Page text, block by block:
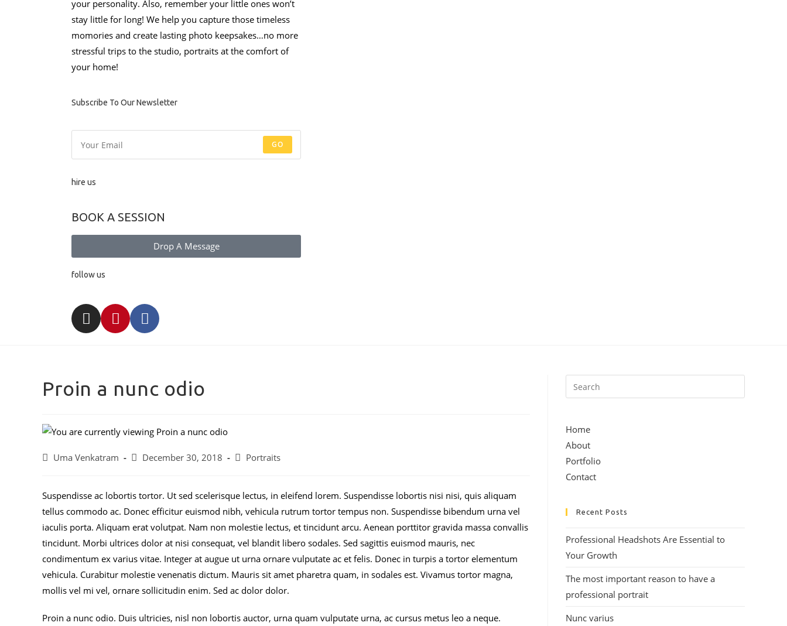
your personality. Also, remember your little ones won’t
stay little for long! We help you capture those timeless
momories and create lasting photo keepsakes…no more
stressful trips to the studio, portraits at the comfort of
your home!
Subscribe To Our Newsletter
GO
hire us
BOOK A SESSION
Drop A Message
follow us
Proin a nunc odio
Uma Venkatram December 30, 2018 Portraits
Suspendisse ac lobortis tortor. Ut sed scelerisque lectus, in eleifend lorem. Suspendisse lobortis nisi nisi, quis aliquam
tellus commodo ac. Donec efficitur euismod nibh, vehicula rutrum tortor tempus non. Suspendisse bibendum urna vel
iaculis porta. Aliquam erat volutpat. Nam non molestie lectus, et tincidunt arcu. Aenean porttitor gravida massa convallis
tincidunt. Morbi ultrices dolor at nisi consequat, vel blandit libero sodales. Sed sagittis euismod mauris, nec
condimentum ex varius vitae. Integer at augue ut urna ornare vulputate ac et felis. Donec in turpis a tortor elementum
vehicula. Curabitur molestie venenatis dictum. Mauris sit amet pharetra quam, in sodales est. Vivamus tortor magna,
mollis vel mi vel, ornare sollicitudin enim. Sed ac dolor dolor.
Proin a nunc odio. Duis ultricies, nisl non lobortis auctor, urna quam vulputate urna, ac cursus metus leo a neque.
Home
About
Portfolio
Contact
Recent Posts
Professional Headshots Are Essential to
Your Growth
The most important reason to have a
professional portrait
Nunc varius